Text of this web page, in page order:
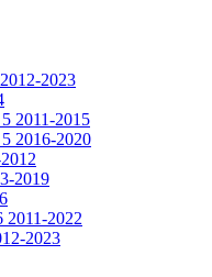
2023
2011-2015
2016-2020
2019
2022
2023